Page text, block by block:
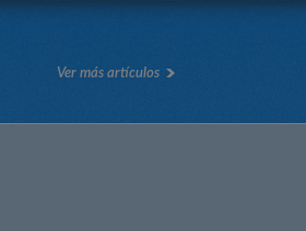
Ver más artículos